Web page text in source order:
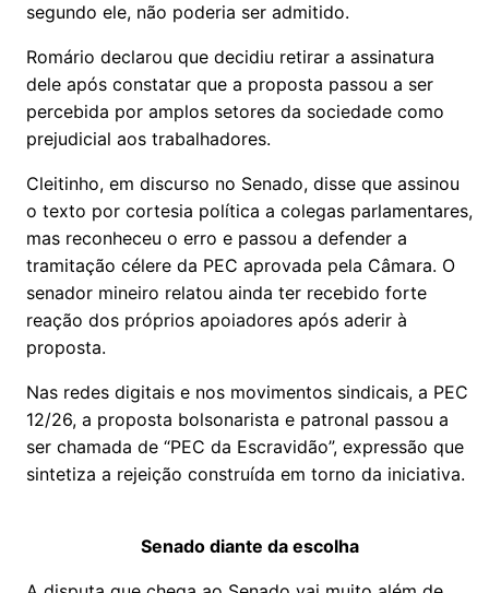
segundo ele, não poderia ser admitido.
Romário declarou que decidiu retirar a assinatura
dele após constatar que a proposta passou a ser
percebida por amplos setores da sociedade como
prejudicial aos trabalhadores.
Cleitinho, em discurso no Senado, disse que assinou
o texto por cortesia política a colegas parlamentares,
mas reconheceu o erro e passou a defender a
tramitação célere da PEC aprovada pela Câmara. O
senador mineiro relatou ainda ter recebido forte
reação dos próprios apoiadores após aderir à
proposta.
Nas redes digitais e nos movimentos sindicais, a PEC
12/26, a proposta bolsonarista e patronal passou a
ser chamada de “PEC da Escravidão”, expressão que
sintetiza a rejeição construída em torno da iniciativa.
Senado diante da escolha